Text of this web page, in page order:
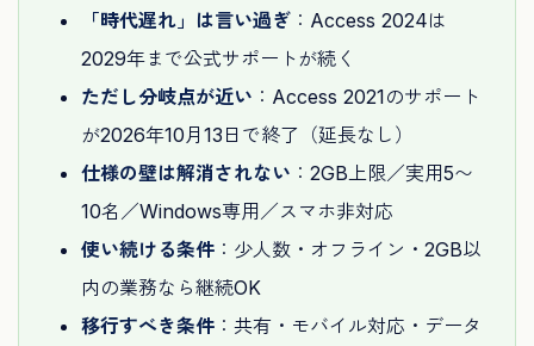
「時代遅れ」は言い過ぎ ：Access 2024は
2029年まで公式サポートが続く
ただし分岐点が近い ：Access 2021のサポート
が2026年10月13日で終了（延長なし）
仕様の壁は解消されない ：2GB上限／実用5〜
10名／Windows専用／スマホ非対応
使い続ける条件 ：少人数・オフライン・2GB以
内の業務なら継続OK
移行すべき条件 ：共有・モバイル対応・データ